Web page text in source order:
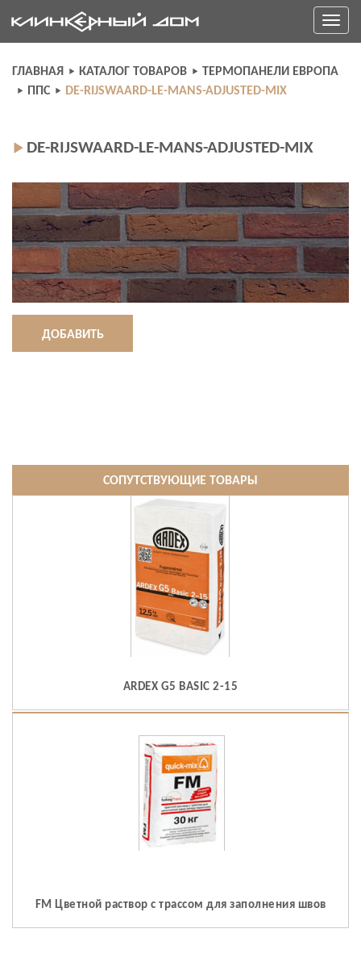
to
content
Toggle
ГЛАВНАЯ КАТАЛОГ ТОВАРОВ
ТЕРМОПАНЕЛИ ЕВРОПА
ППС
DE-RIJSWAARD-LE-MANS-ADJUSTED-MIX
DE-RIJSWAARD-LE-MANS-ADJUSTED-MIX
ДОБАВИТЬ
СОПУТСТВУЮЩИЕ ТОВАРЫ
ARDEX G5 BASIC 2-15
FM Цветной раствор с трассом для заполнения швов